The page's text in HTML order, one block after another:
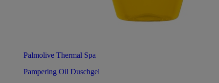
Palmolive Thermal Spa
Pampering Oil Duschgel